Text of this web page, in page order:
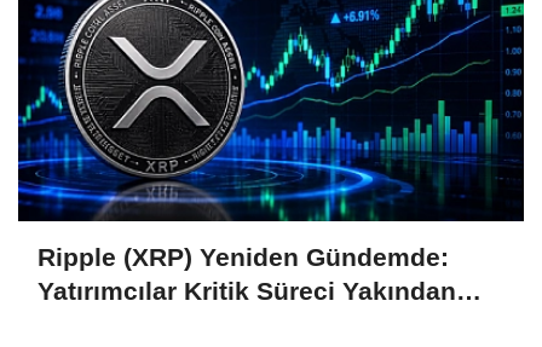
Ripple (XRP) Yeniden Gündemde:
Yatırımcılar Kritik Süreci Yakından